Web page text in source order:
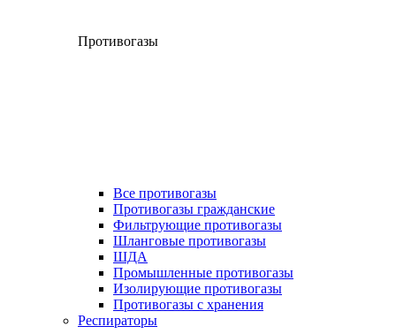
Противогазы
Все противогазы
Противогазы гражданские
Фильтрующие противогазы
Шланговые противогазы
ШДА
Промышленные противогазы
Изолирующие противогазы
Противогазы с хранения
Респираторы